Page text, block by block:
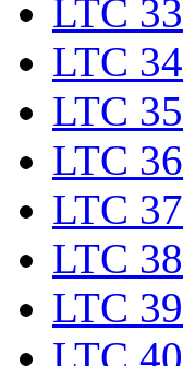
LTC 33
LTC 34
LTC 35
LTC 36
LTC 37
LTC 38
LTC 39
LTC 40